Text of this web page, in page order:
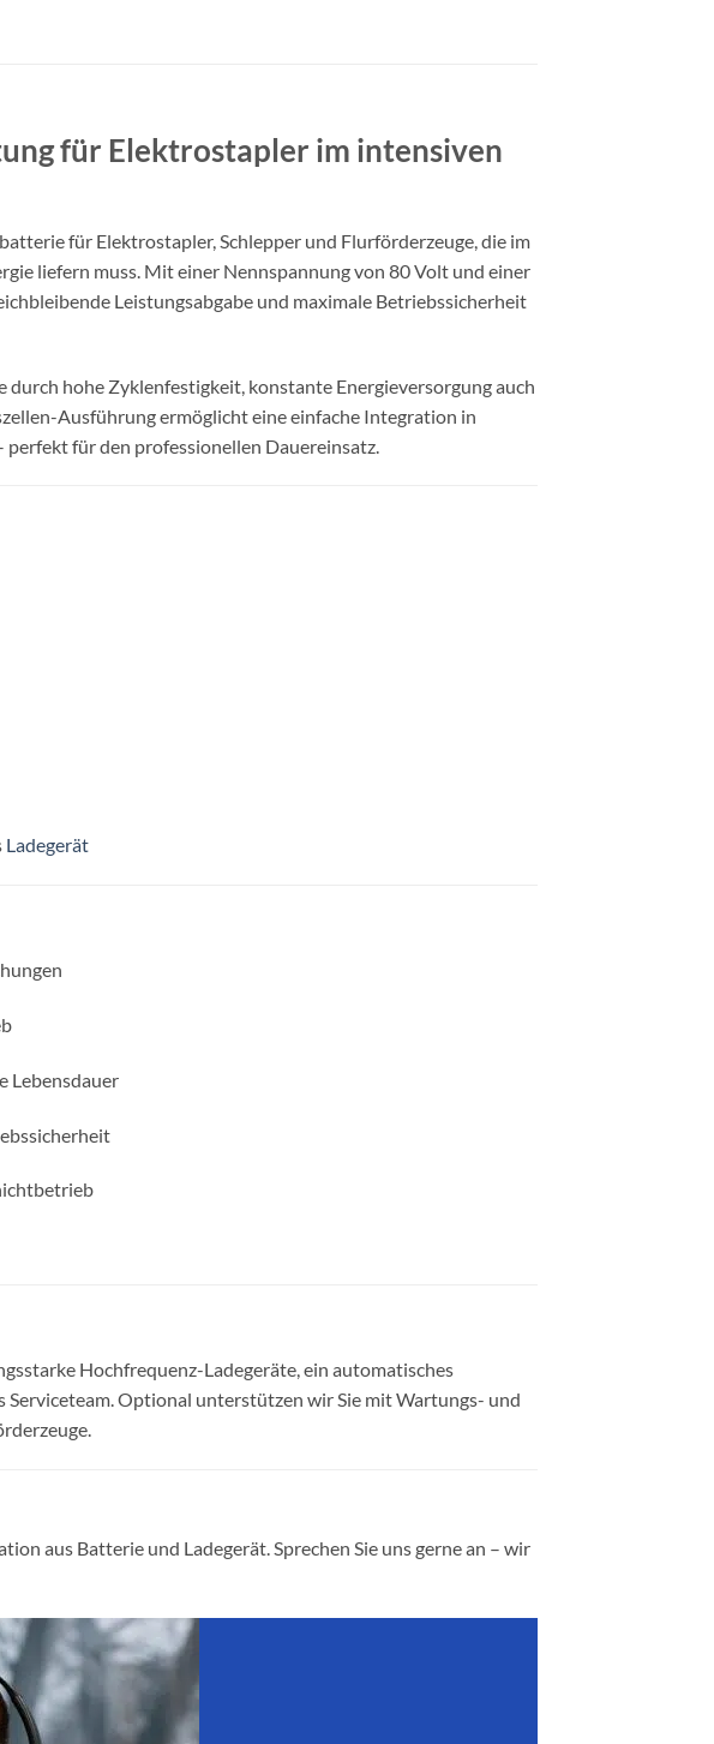
für Elektrostapler im intensiven
für Elektrostapler, Schlepper und Flurförderzeuge, die im
liefern muss. Mit einer Nennspannung von 80 Volt und einer
Leistungsabgabe und maximale Betriebssicherheit
hohe Zyklenfestigkeit, konstante Energieversorgung auch
Ausführung ermöglicht eine einfache Integration in
für den professionellen Dauereinsatz.
Ladegerät
Lebensdauer
Hochfrequenz-Ladegeräte, ein automatisches
Serviceteam. Optional unterstützen wir Sie mit Wartungs- und
aus Batterie und Ladegerät. Sprechen Sie uns gerne an – wir